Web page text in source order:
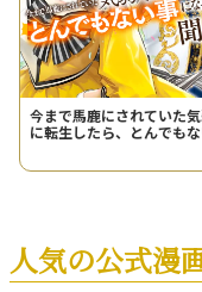
今まで馬鹿にされていた
に転生したら、とんでも
人気の公式漫